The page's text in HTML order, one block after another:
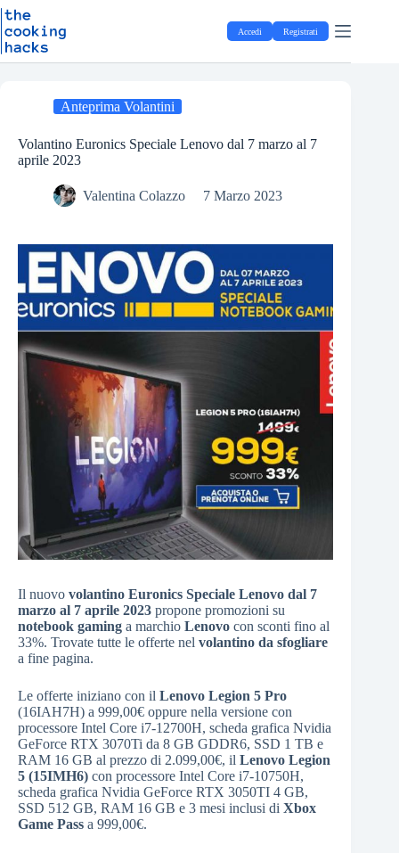
S
t
Salta
al
contenuto
Accedi Registrati
Anteprima Volantini
Volantino Euronics Speciale Lenovo dal 7 marzo al 7
aprile 2023
Valentina Colazzo 7 Marzo 2023
Il nuovo volantino Euronics Speciale Lenovo dal 7
marzo al 7 aprile 2023 propone promozioni su
notebook gaming a marchio Lenovo con sconti fino al
33%. Trovate tutte le offerte nel volantino da sfogliare
a fine pagina.
Le offerte iniziano con il Lenovo Legion 5 Pro
(16IAH7H) a 999,00€ oppure nella versione con
processore Intel Core i7-12700H, scheda grafica Nvidia
GeForce RTX 3070Ti da 8 GB GDDR6, SSD 1 TB e
RAM 16 GB al prezzo di 2.099,00€, il Lenovo Legion
5 (15IMH6) con processore Intel Core i7-10750H,
scheda grafica Nvidia GeForce RTX 3050TI 4 GB,
SSD 512 GB, RAM 16 GB e 3 mesi inclusi di Xbox
Game Pass a 999,00€.